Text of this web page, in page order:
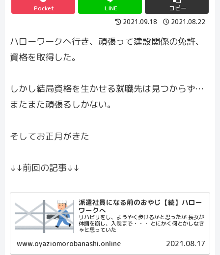
Pocket LINE コピー
2021.09.18 2021.08.22
ハローワークへ行き、頑張って建設関係の免許、
資格を取得した。
しかし結局資格を生かせる就職先は見つからず…
またまた頑張るしかない。
そしてお正月がきた
↓↓前回の記事↓↓
派遣社員になる前のおやじ【続】ハロー
ワークへ
リハビリをし、ようやく歩けるかと思ったが 長女が
体調を崩し、入院まで・・・ とにかく何とかしなき
ゃと思っていた
www.oyaziomorobanashi.online 2021.08.17